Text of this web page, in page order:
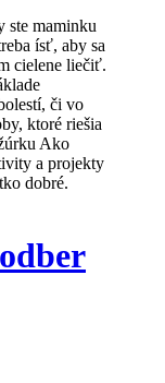
ste maminku
ísť, aby sa
cielene liečiť.
či vo
ktoré riešia
Ako
a projekty
dobré.